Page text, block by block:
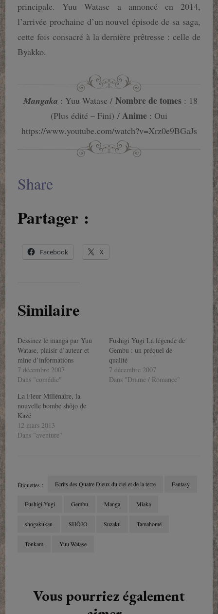
principale. Yuu Watase a annoncé en 2014,
l’arrivée prochaine d’un nouvel épisode de sa saga,
cette fois consacré à la dernière prêtresse : celle de
Byakko.
Mangaka : Yuu Watase / Nombre de tomes : 18
(Plus édité – Fini) / Anime : Oui
https://www.youtube.com/watch?v=Xrz0e9BGaJs
Share
Partager :
Facebook X
Similaire
Dessinez le manga par Yuu
Watase, plaisir d’auteur et
mine d’informations
7 décembre 2007
Dans "comédie"
Fushigi Yugi La légende de
Gembu : un préquel de
qualité
7 décembre 2007
Dans "Drame / Romance"
La Fleur Millénaire, la
nouvelle bombe shôjo de
Kazé
12 mars 2013
Dans "aventure"
Étiquettes : Ecrits des Quatre Dieux du ciel et de la terre Fantasy
Fushigi Yugi Gembu Manga Miaka
shogakukan SHÔJO Suzaku Tamahomé
Tonkam Yuu Watase
Vous pourriez également